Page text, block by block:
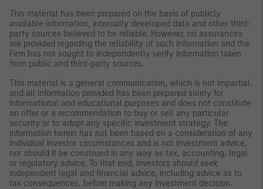
This material has been prepared on the basis of publicly
available information, internally developed data and other third-
party sources believed to be reliable. However, no assurances
are provided regarding the reliability of such information and the
Firm has not sought to independently verify information taken
from public and third-party sources.
This material is a general communication, which is not impartial,
and all information provided has been prepared solely for
informational and educational purposes and does not constitute
an offer or a recommendation to buy or sell any particular
security or to adopt any specific investment strategy. The
information herein has not been based on a consideration of any
individual investor circumstances and is not investment advice,
nor should it be construed in any way as tax, accounting, legal
or regulatory advice. To that end, investors should seek
independent legal and financial advice, including advice as to
tax consequences, before making any investment decision.